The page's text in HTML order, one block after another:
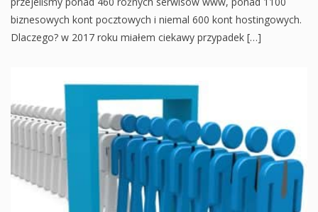
biznesowych kont pocztowych i niemal 600 kont hostingowych.
Dlaczego? w 2017 roku miałem ciekawy przypadek […]